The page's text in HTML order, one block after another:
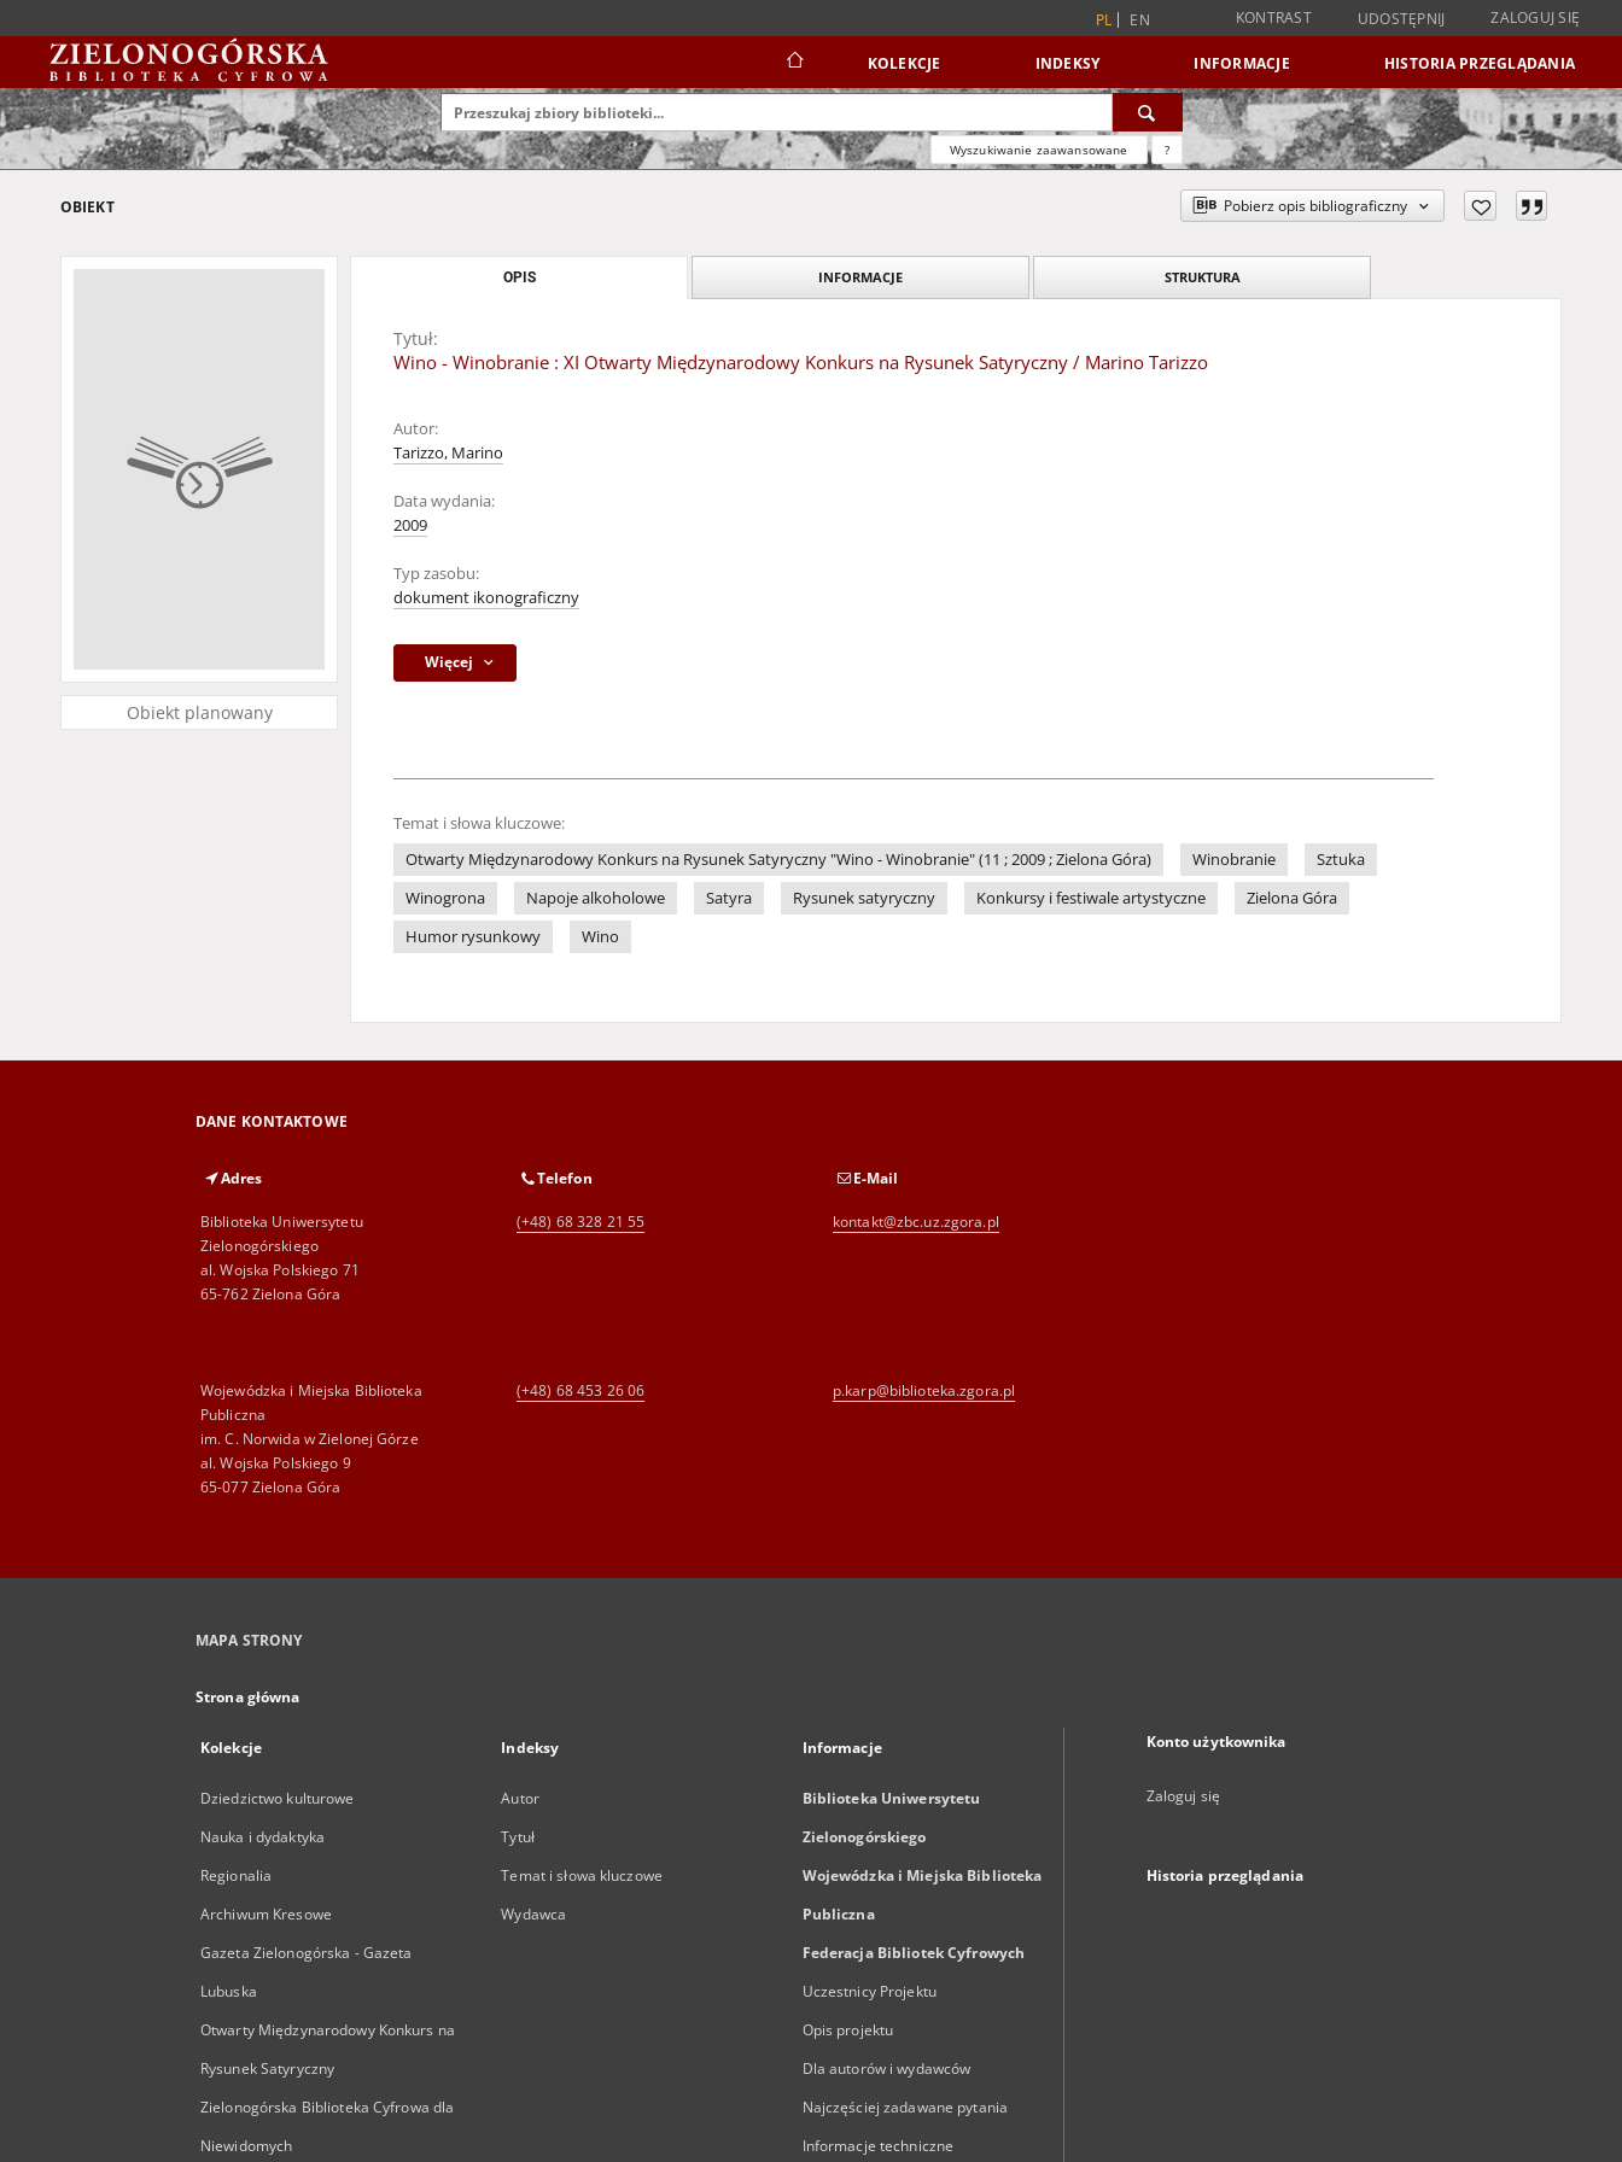
PL EN KONTRAST UDOSTĘPNIJ ZALOGUJ SIĘ
KOLEKCJE INDEKSY INFORMACJE HISTORIA PRZEGLĄDANIA
Wyszukiwanie zaawansowane ?
OBIEKT Pobierz opis bibliograficzny
Obiekt planowany
OPIS INFORMACJE STRUKTURA
Tytuł:
Wino - Winobranie : XI Otwarty Międzynarodowy Konkurs na Rysunek Satyryczny / Marino Tarizzo
Autor:
Tarizzo, Marino
Data wydania:
2009
Typ zasobu:
dokument ikonograficzny
Więcej
Temat i słowa kluczowe:
Otwarty Międzynarodowy Konkurs na Rysunek Satyryczny "Wino - Winobranie" (11 ; 2009 ; Zielona Góra)
Winobranie
Sztuka
Winogrona
Napoje alkoholowe Satyra Rysunek satyryczny Konkursy i festiwale artystyczne
Zielona Góra
Humor rysunkowy
Wino
DANE KONTAKTOWE
Adres
Biblioteka Uniwersytetu
Zielonogórskiego
al. Wojska Polskiego 71
65-762 Zielona Góra
Telefon
(+48) 68 328 21 55
E-Mail
kontakt@zbc.uz.zgora.pl
Wojewódzka i Miejska Biblioteka
Publiczna
im. C. Norwida w Zielonej Górze
al. Wojska Polskiego 9
65-077 Zielona Góra
(+48) 68 453 26 06 p.karp@biblioteka.zgora.pl
MAPA STRONY
Strona główna
Kolekcje
Dziedzictwo kulturowe
Nauka i dydaktyka
Regionalia
Archiwum Kresowe
Gazeta Zielonogórska - Gazeta
Lubuska
Otwarty Międzynarodowy Konkurs na
Rysunek Satyryczny
Zielonogórska Biblioteka Cyfrowa dla
Niewidomych
Indeksy
Autor
Tytuł
Temat i słowa kluczowe
Wydawca
Informacje
Biblioteka Uniwersytetu
Zielonogórskiego
Wojewódzka i Miejska Biblioteka
Publiczna
Federacja Bibliotek Cyfrowych
Uczestnicy Projektu
Opis projektu
Dla autorów i wydawców
Najczęściej zadawane pytania
Informacje techniczne
Konto użytkownika
Zaloguj się
Historia przeglądania